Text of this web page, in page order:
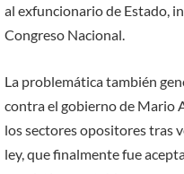
al exfuncionario de Estado,
Congreso Nacional.
La problemática también
contra el gobierno de Mario
los sectores opositores tras
ley, que finalmente fue